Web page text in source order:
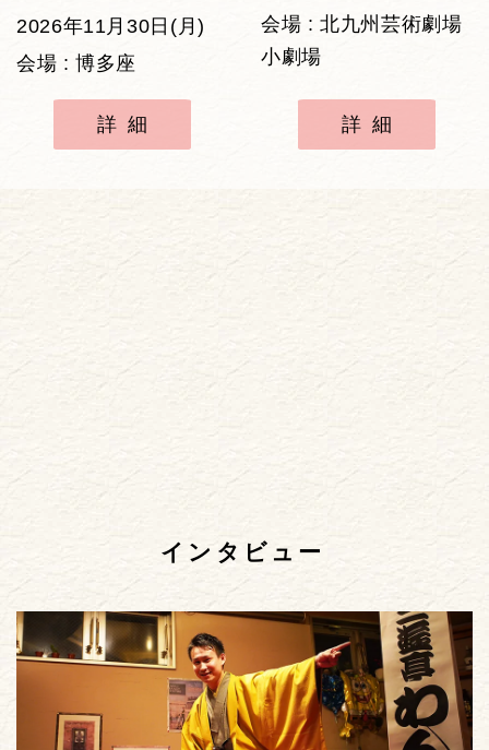
2026年11月30日(月)
会場 : 博多座
詳細
会場 : 北九州芸術劇場
小劇場
詳細
インタビュー